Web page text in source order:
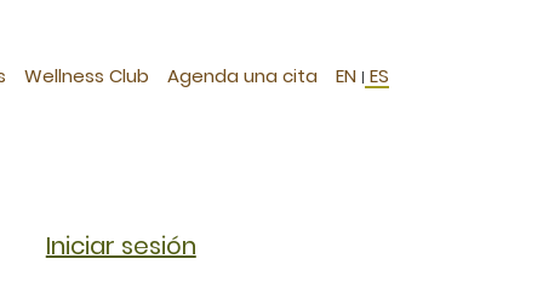
Wellness Club Agenda una cita EN | ES
Iniciar sesión